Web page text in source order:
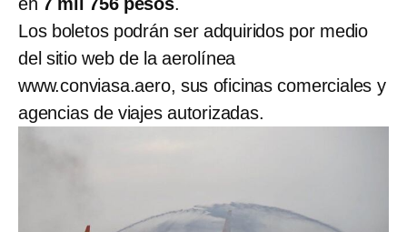
Los boletos podrán ser adquiridos por medio
del sitio web de la aerolínea
www.conviasa.aero, sus oficinas comerciales y
agencias de viajes autorizadas.